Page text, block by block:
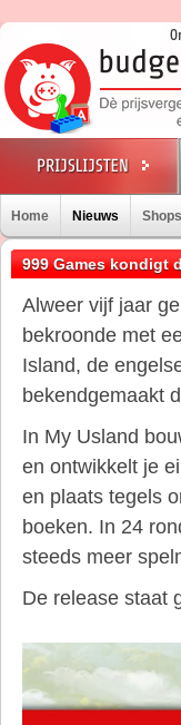
Home Nieuws
999 Games kondigt
Alweer vijf jaar
bekroonde met
Island, de
bekendgemaakt
In My Usland
en ontwikkelt je
en plaats tegels
boeken. In 24
steeds meer
De release staat